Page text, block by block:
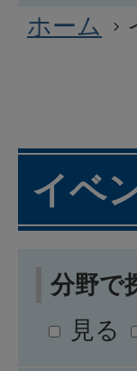
ホーム
イベ
分野で
見る